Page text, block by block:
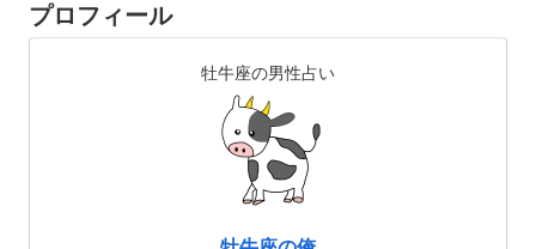
プロフィール
牡牛座の男性占い